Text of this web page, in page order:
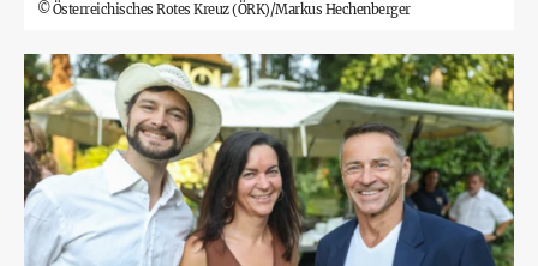
©Österreichisches Rotes Kreuz (ÖRK)/Markus Hechenberger